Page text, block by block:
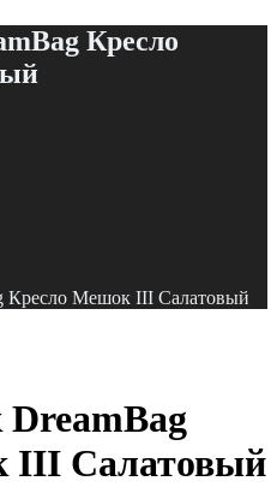
Кресло
Кресло Мешок III Салатовый
III Салатовый